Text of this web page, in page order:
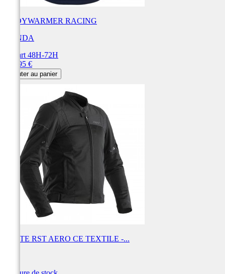
BODYWARMER RACING
HONDA
Départ 48H-72H
119,95 €
Ajouter au panier
VESTE RST AERO CE TEXTILE -...